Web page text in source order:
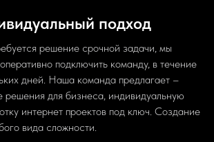
подход
решение срочной задачи, мы
подключить команду, в течение
дней. Наша команда предлагает –
решения для бизнеса, индивидуальную
интернет проектов под ключ. Создание
вида сложности.